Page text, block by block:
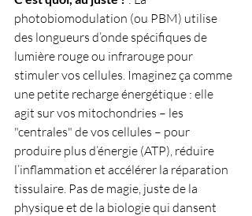
photobiomodulation (ou PBM) utilise
des longueurs d’onde spécifiques de
lumière rouge ou infrarouge pour
stimuler vos cellules. Imaginez ça comme
une petite recharge énergétique : elle
agit sur vos mitochondries – les
"centrales" de vos cellules – pour
produire plus d’énergie (ATP), réduire
l’inflammation et accélérer la réparation
tissulaire. Pas de magie, juste de la
physique et de la biologie qui dansent